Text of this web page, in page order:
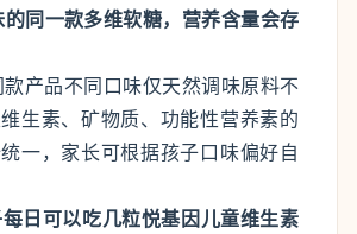
同一款多维软糖，营养含量会存
产品不同口味仅天然调味原料不
生素、矿物质、功能性营养素的
一，家长可根据孩子口味偏好自
日可以吃几粒悦基因儿童维生素